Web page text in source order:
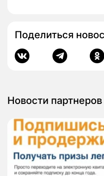
Поделиться
Новости партнеров